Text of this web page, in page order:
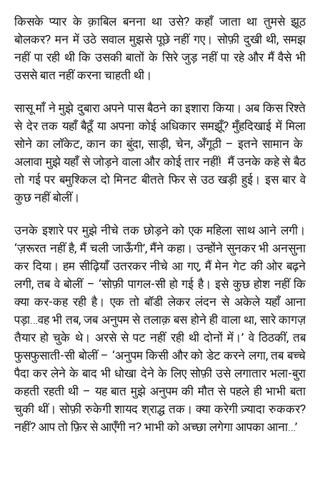
किसके प्यार के क़ाबिल बनना था उसे? कहाँ जाता था तुमसे झूठ
बोलकर? मन में उठे सवाल मुझसे पूछे नहीं गए। सोफ़ी दुखी थी, समझ
नहीं पा रही थी कि उसकी बातों के सिरे जुड़ नहीं पा रहे और मैं वैसे भी
उससे बात नहीं करना चाहती थी।
सासू माँ ने मुझे दुबारा अपने पास बैठने का इशारा किया। अब किस रिश्ते
से देर तक यहाँ बैठूँ या अपना कोई अधिकार समझूँ? मुँहदिखाई में मिला
सोने का लॉकेट, कान का बुंदा, साड़ी, चेन, अँगूठी – इतने सामान के
अलावा मुझे यहाँ से जोड़ने वाला और कोई तार नहीं!मैं उनके कहे से बैठ
तो गई पर बमुश्किल दो मिनट बीतते फिर से उठ खड़ी हुई। इस बार वे
कुछ नहीं बोलीं।
उनके इशारे पर मुझे नीचे तक छोड़ने को एक महिला साथ आने लगी।
‘ज़रूरत नहीं है, मैं चली जाऊँगी’, मैंने कहा। उन्होंने सुनकर भी अनसुना
कर दिया। हम सीढ़ियाँ उतरकर नीचे आ गए, मैं मेन गेट की ओर बढ़ने
लगी, तब वे बोलीं – ‘सोफ़ी पागल-सी हो गई है। इसे कुछ होश नहीं कि
क्या कर-कह रही है। एक तो बॉडी लेकर लंदन से अकेले यहाँ आना
पड़ा…वह भी तब, जब अनुपम से तलाक़ बस होने ही वाला था, सारे कागज़
तैयार हो चुके थे। अरसे से पट नहीं रही थी दोनों में।’ वे ठिठकीं, तब
फुसफुसाती-सी बोलीं – ‘अनुपम किसी और को डेट करने लगा, तब बच्चे
पैदा कर लेने के बाद भी धोखा देने के लिए सोफ़ी उसे लगातार भला-बुरा
कहती रहती थी – यह बात मुझे अनुपम की मौत से पहले ही भाभी बता
चुकी थीं। सोफ़ी रुकेगी शायद श्राद्ध तक। क्या करेगी ज़्यादा रुककर?
नहीं? आप तो फ़िर से आएँगी न? भाभी को अच्छा लगेगा आपका आना…’